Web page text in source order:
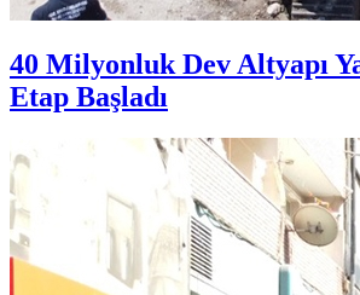
40 Milyonluk Dev Altyapı
Etap Başladı